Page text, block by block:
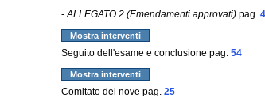
-ALLEGATO 2 (Emendamenti approvati) pag.
Mostra interventi
Seguito dell'esame e conclusione pag. 54
Mostra interventi
Comitato dei nove pag. 25